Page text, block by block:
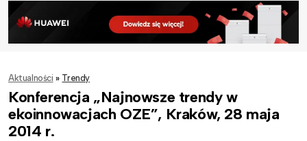
Aktualności » Trendy
Konferencja „Najnowsze trendy w
ekoinnowacjach OZE”, Kraków, 28 maja
2014 r.